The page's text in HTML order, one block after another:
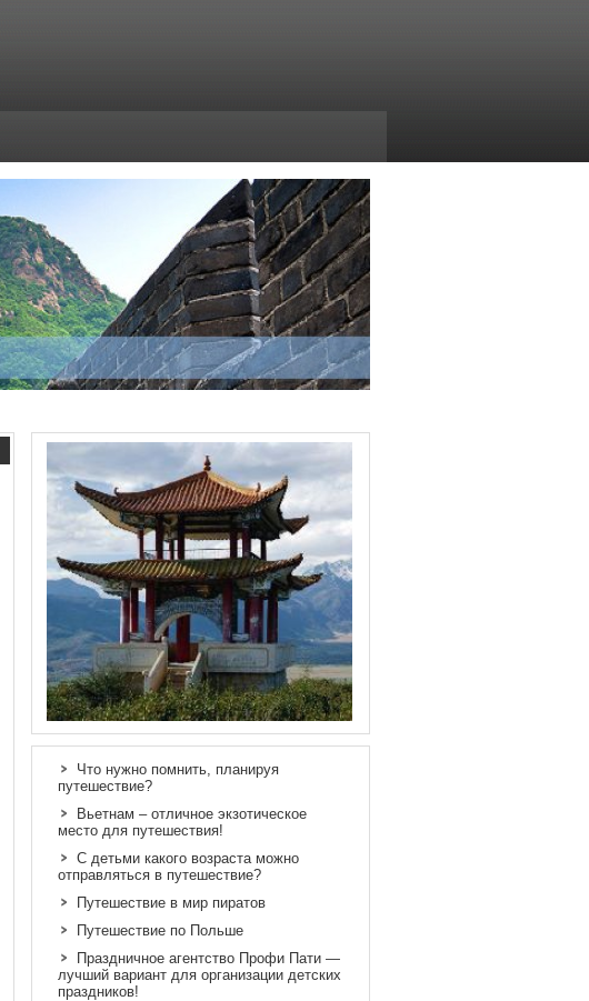
Что нужно помнить, планируя
путешествие?
Вьетнам – отличное экзотическое
место для путешествия!
С детьми какого возраста можно
отправляться в путешествие?
Путешествие в мир пиратов
Путешествие по Польше
Праздничное агентство Профи Пати —
лучший вариант для организации детских
праздников!